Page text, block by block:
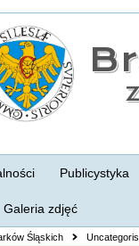
Publicystyka
Galeria zdjęć
Śląskich